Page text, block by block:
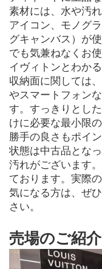
素材には、水や汚
アイコン、モノグ
グキャンバス）が
でも気兼ねなくお
イヴィトンとわか
収納面に関しては
やスマートフォン
す。すっきりとし
けに必要な最小限
勝手の良さもポイン
状態は中古品とな
汚れがございます
ております。実際
気になる方は、ぜ
さい。
売場のご紹介